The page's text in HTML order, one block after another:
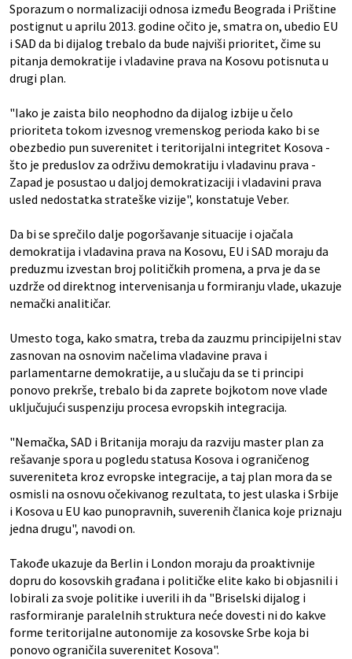
Sporazum o normalizaciji odnosa između Beograda i Prištine
postignut u aprilu 2013. godine očito je, smatra on, ubedio EU
i SAD da bi dijalog trebalo da bude najviši prioritet, čime su
pitanja demokratije i vladavine prava na Kosovu potisnuta u
drugi plan.
"Iako je zaista bilo neophodno da dijalog izbije u čelo
prioriteta tokom izvesnog vremenskog perioda kako bi se
obezbedio pun suverenitet i teritorijalni integritet Kosova -
što je preduslov za održivu demokratiju i vladavinu prava -
Zapad je posustao u daljoj demokratizaciji i vladavini prava
usled nedostatka strateške vizije", konstatuje Veber.
Da bi se sprečilo dalje pogoršavanje situacije i ojačala
demokratija i vladavina prava na Kosovu, EU i SAD moraju da
preduzmu izvestan broj političkih promena, a prva je da se
uzdrže od direktnog intervenisanja u formiranju vlade, ukazuje
nemački analitičar.
Umesto toga, kako smatra, treba da zauzmu principijelni stav
zasnovan na osnovim načelima vladavine prava i
parlamentarne demokratije, a u slučaju da se ti principi
ponovo prekrše, trebalo bi da zaprete bojkotom nove vlade
uključujući suspenziju procesa evropskih integracija.
"Nemačka, SAD i Britanija moraju da razviju master plan za
rešavanje spora u pogledu statusa Kosova i ograničenog
suvereniteta kroz evropske integracije, a taj plan mora da se
osmisli na osnovu očekivanog rezultata, to jest ulaska i Srbije
i Kosova u EU kao punopravnih, suverenih članica koje priznaju
jedna drugu", navodi on.
Takođe ukazuje da Berlin i London moraju da proaktivnije
dopru do kosovskih građana i političke elite kako bi objasnili i
lobirali za svoje politike i uverili ih da "Briselski dijalog i
rasformiranje paralelnih struktura neće dovesti ni do kakve
forme teritorijalne autonomije za kosovske Srbe koja bi
ponovo ograničila suverenitet Kosova".